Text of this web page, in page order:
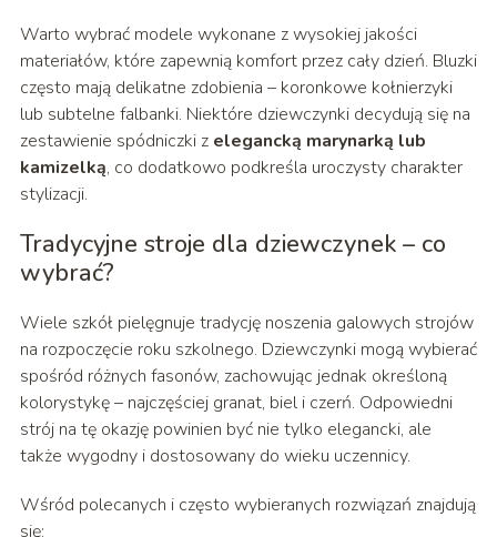
Warto wybrać modele wykonane z wysokiej jakości
materiałów, które zapewnią komfort przez cały dzień. Bluzki
często mają delikatne zdobienia – koronkowe kołnierzyki
lub subtelne falbanki. Niektóre dziewczynki decydują się na
zestawienie spódniczki z elegancką marynarką lub
kamizelką, co dodatkowo podkreśla uroczysty charakter
stylizacji.
Tradycyjne stroje dla dziewczynek – co
wybrać?
Wiele szkół pielęgnuje tradycję noszenia galowych strojów
na rozpoczęcie roku szkolnego. Dziewczynki mogą wybierać
spośród różnych fasonów, zachowując jednak określoną
kolorystykę – najczęściej granat, biel i czerń. Odpowiedni
strój na tę okazję powinien być nie tylko elegancki, ale
także wygodny i dostosowany do wieku uczennicy.
Wśród polecanych i często wybieranych rozwiązań znajdują
się: